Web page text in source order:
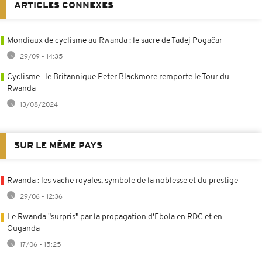
ARTICLES CONNEXES
Mondiaux de cyclisme au Rwanda : le sacre de Tadej Pogačar
29/09 - 14:35
Cyclisme : le Britannique Peter Blackmore remporte le Tour du
Rwanda
13/08/2024
SUR LE MÊME PAYS
Rwanda : les vache royales, symbole de la noblesse et du prestige
29/06 - 12:36
Le Rwanda "surpris" par la propagation d'Ebola en RDC et en
Ouganda
17/06 - 15:25